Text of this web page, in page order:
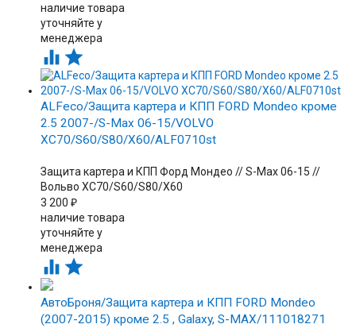
наличие товара
уточняйте у
менеджера
 
ALFeco/Защита картера и КПП FORD Mondeo кроме
2.5 2007-/S-Max 06-15/VOLVO
XC70/S60/S80/X60/ALF0710st
Защита картера и КПП Форд Мондео // S-Max 06-15 //
Вольво XC70/S60/S80/X60
3 200 ₽
наличие товара
уточняйте у
менеджера
 
АвтоБроня/Защита картера и КПП FORD Mondeo
(2007-2015) кроме 2.5 , Galaxy, S-MAX/111018271